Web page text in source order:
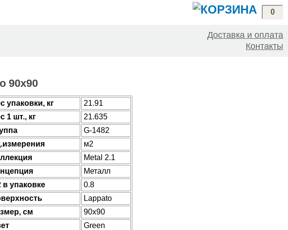
0
Доставка и оплата
Контакты
90x90
упаковки, кг
21.91
1 шт., кг
21.635
G-1482
м2
Metal 2.1
Металл
в упаковке
0.8
Lappato
см
90x90
Green